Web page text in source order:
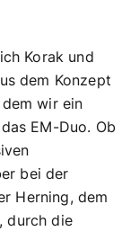
Korak und
dem Konzept
wir ein
EM-Duo. Ob
bei der
Herning, dem
durch die